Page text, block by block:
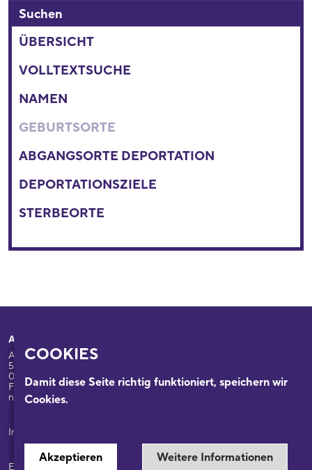
COOKIES
Damit diese Seite richtig funktioniert, speichern wir
Cookies.
Akzeptieren Weitere Informationen
Suchen
ÜBERSICHT
VOLLTEXTSUCHE
NAMEN
GEBURTSORTE
ABGANGSORTE DEPORTATION
DEPORTATIONSZIELE
STERBEORTE
Adresse
Appellhofplatz 23-25
50667 Köln
0221/221-26332
Führungen: 0221/2212-6331
nsdok@stadt-koeln.de
Impressum / Datenschutz
Ein Museum der
Programm